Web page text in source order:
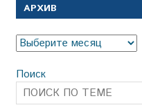
АРХИВ
Архив
Поиск